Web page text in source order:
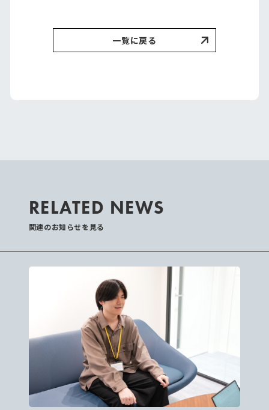
一覧に戻る
RELATED NEWS
関連のお知らせを見る